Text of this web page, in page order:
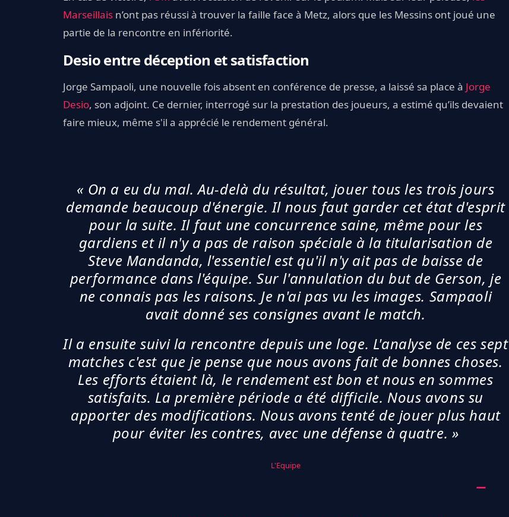
Marseillais n’ont pas réussi à trouver la faille face à Metz, alors que les Messins ont joué une
partie de la rencontre en infériorité.
Desio entre déception et satisfaction
Jorge Sampaoli, une nouvelle fois absent en conférence de presse, a laissé sa place à Jorge
Desio, son adjoint. Ce dernier, interrogé sur la prestation des joueurs, a estimé qu’ils devaient
faire mieux, même s'il a apprécié le rendement général.
« On a eu du mal. Au-delà du résultat, jouer tous les trois jours
demande beaucoup d'énergie. Il nous faut garder cet état d'esprit
pour la suite. Il faut une concurrence saine, même pour les
gardiens et il n'y a pas de raison spéciale à la titularisation de
Steve Mandanda, l'essentiel est qu'il n'y ait pas de baisse de
performance dans l'équipe. Sur l'annulation du but de Gerson, je
ne connais pas les raisons. Je n'ai pas vu les images. Sampaoli
avait donné ses consignes avant le match.
Il a ensuite suivi la rencontre depuis une loge. L'analyse de ces sept
matches c'est que je pense que nous avons fait de bonnes choses.
Les efforts étaient là, le rendement est bon et nous en sommes
satisfaits. La première période a été difficile. Nous avons su
apporter des modifications. Nous avons tenté de jouer plus haut
pour éviter les contres, avec une défense à quatre. »
L'Equipe